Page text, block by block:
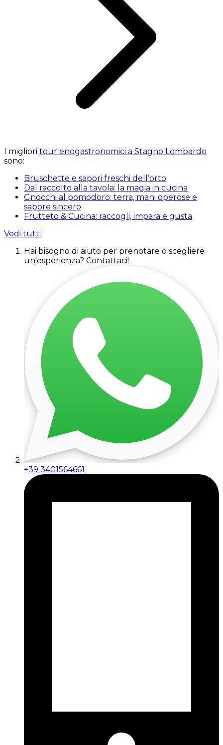
I migliori tour enogastronomici a Stagno Lombardo
sono:
Bruschette e sapori freschi dell’orto
Dal raccolto alla tavola: la magia in cucina
Gnocchi al pomodoro: terra, mani operose e
sapore sincero
Frutteto & Cucina: raccogli, impara e gusta
Vedi tutti
Hai bisogno di aiuto per prenotare o scegliere
un'esperienza? Contattaci!
+39 3401564661